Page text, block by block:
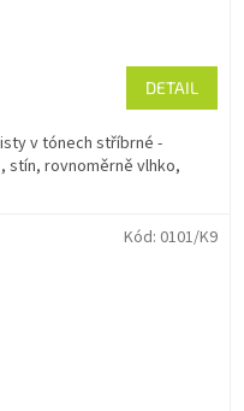
DETAIL
v tónech stříbrné -
stín, rovnoměrně vlhko,
Kód: 0101/K9